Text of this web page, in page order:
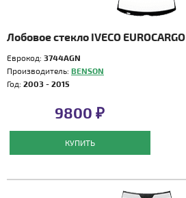
Лобовое стекло IVECO EUROCARGO
Еврокод: 3744AGN
Производитель: BENSON
Год: 2003 - 2015
9800 ₽
КУПИТЬ